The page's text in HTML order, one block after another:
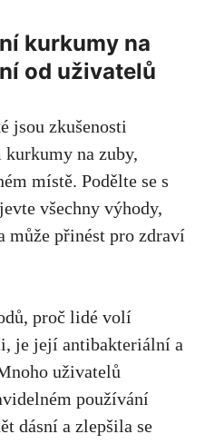
kurkumy na
od uživatelů
jsou ‍zkušenosti
na zuby,
místě. Podělte⁤ se s
všechny výhody,
​může přinést pro zdraví
proč lidé volí
je její antibakteriální a
uživatelů
používání
dásní a zlepšila‌ se